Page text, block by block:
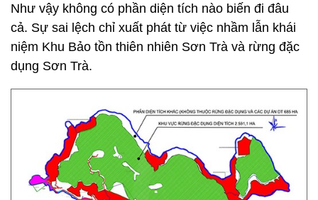
Như vậy không có phần diện tích nào biến đi đâu
cả. Sự sai lệch chỉ xuất phát từ việc nhầm lẫn khái
niệm Khu Bảo tồn thiên nhiên Sơn Trà và rừng đặc
dụng Sơn Trà.